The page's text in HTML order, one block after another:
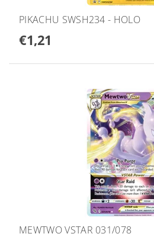
PIKACHU SWSH234 - HOLO
€1,21
MEWTWO VSTAR 031/078